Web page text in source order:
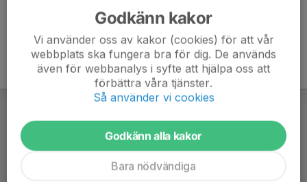
Godkänn kakor
Vi använder oss av kakor (cookies) för att vår
webbplats ska fungera bra för dig. De används
även för webbanalys i syfte att hjälpa oss att
förbättra våra tjänster.
Så använder vi cookies
Godkänn alla kakor
Bara nödvändiga